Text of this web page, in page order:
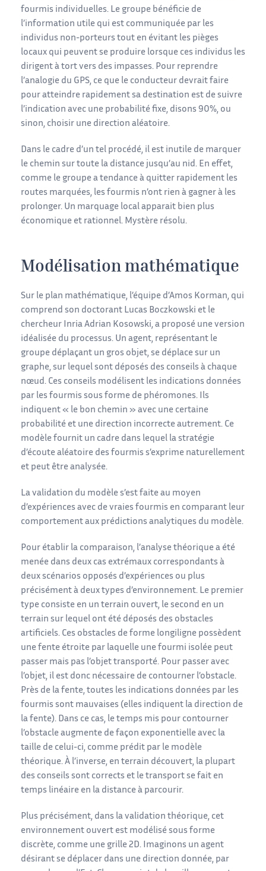
fourmis individuelles. Le groupe bénéficie de
l’information utile qui est communiquée par les
individus non-porteurs tout en évitant les pièges
locaux qui peuvent se produire lorsque ces individus les
dirigent à tort vers des impasses. Pour reprendre
l’analogie du GPS, ce que le conducteur devrait faire
pour atteindre rapidement sa destination est de suivre
l’indication avec une probabilité fixe, disons 90%, ou
sinon, choisir une direction aléatoire.
Dans le cadre d’un tel procédé, il est inutile de marquer
le chemin sur toute la distance jusqu’au nid. En effet,
comme le groupe a tendance à quitter rapidement les
routes marquées, les fourmis n’ont rien à gagner à les
prolonger. Un marquage local apparait bien plus
économique et rationnel. Mystère résolu.
Modélisation mathématique
Sur le plan mathématique, l’équipe d’Amos Korman, qui
comprend son doctorant Lucas Boczkowski et le
chercheur Inria Adrian Kosowski, a proposé une version
idéalisée du processus. Un agent, représentant le
groupe déplaçant un gros objet, se déplace sur un
graphe, sur lequel sont déposés des conseils à chaque
nœud. Ces conseils modélisent les indications données
par les fourmis sous forme de phéromones. Ils
indiquent « le bon chemin » avec une certaine
probabilité et une direction incorrecte autrement. Ce
modèle fournit un cadre dans lequel la stratégie
d’écoute aléatoire des fourmis s’exprime naturellement
et peut être analysée.
La validation du modèle s’est faite au moyen
d’expériences avec de vraies fourmis en comparant leur
comportement aux prédictions analytiques du modèle.
Pour établir la comparaison, l’analyse théorique a été
menée dans deux cas extrémaux correspondants à
deux scénarios opposés d’expériences ou plus
précisément à deux types d’environnement. Le premier
type consiste en un terrain ouvert, le second en un
terrain sur lequel ont été déposés des obstacles
artificiels. Ces obstacles de forme longiligne possèdent
une fente étroite par laquelle une fourmi isolée peut
passer mais pas l’objet transporté. Pour passer avec
l’objet, il est donc nécessaire de contourner l’obstacle.
Près de la fente, toutes les indications données par les
fourmis sont mauvaises (elles indiquent la direction de
la fente). Dans ce cas, le temps mis pour contourner
l’obstacle augmente de façon exponentielle avec la
taille de celui-ci, comme prédit par le modèle
théorique. À l’inverse, en terrain découvert, la plupart
des conseils sont corrects et le transport se fait en
temps linéaire en la distance à parcourir.
Plus précisément, dans la validation théorique, cet
environnement ouvert est modélisé sous forme
discrète, comme une grille 2D. Imaginons un agent
désirant se déplacer dans une direction donnée, par